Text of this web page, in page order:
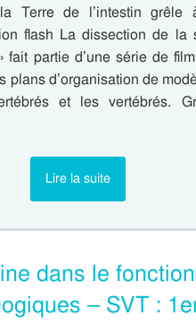
Terre de l’intestin grêle
flash La dissection de la
fait partie d’une série de
plans d’organisation de
et les vertébrés.
Lire la suite
dans le
– SVT :